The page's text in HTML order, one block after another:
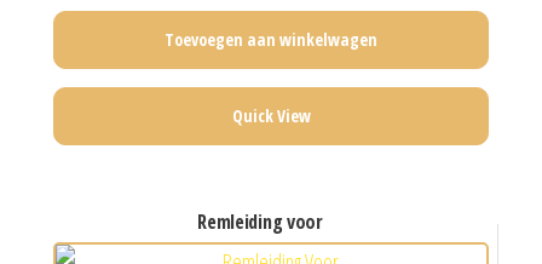
Toevoegen aan winkelwagen
Quick View
remleiding voor